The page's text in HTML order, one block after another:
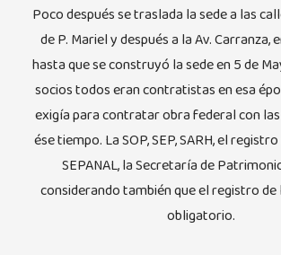
Poco después se traslada la sede a las
de P. Mariel y después a la Av. Carranza,
hasta que se construyó la sede en 5 de
socios todos eran contratistas en esa
exigía para contratar obra federal con
ése tiempo. La SOP, SEP, SARH, el
SEPANAL, la Secretaría de
considerando también que el registro de
obligatorio.